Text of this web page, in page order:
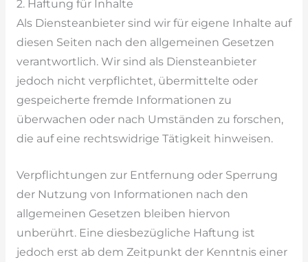
2. Haftung für Inhalte
Als Diensteanbieter sind wir für eigene Inhalte auf
diesen Seiten nach den allgemeinen Gesetzen
verantwortlich. Wir sind als Diensteanbieter
jedoch nicht verpflichtet, übermittelte oder
gespeicherte fremde Informationen zu
überwachen oder nach Umständen zu forschen,
die auf eine rechtswidrige Tätigkeit hinweisen.
Verpflichtungen zur Entfernung oder Sperrung
der Nutzung von Informationen nach den
allgemeinen Gesetzen bleiben hiervon
unberührt. Eine diesbezügliche Haftung ist
jedoch erst ab dem Zeitpunkt der Kenntnis einer